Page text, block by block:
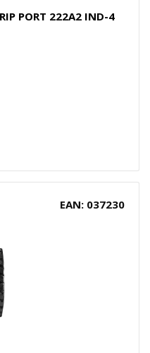
PORT 222A2 IND-4
EAN: 037230